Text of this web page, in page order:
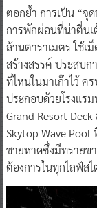
ทั้งนี้กาแล็คซี่ มาเก๊า
วงจรชั้นนำระดับโล
ตอกย้ำ การเป็น “จุ
การพักผ่อนที่น่าตื่น
ล้านตาราเมตร ใช้เ
สร้างสรรค์ ประสบก
ที่ไหนในมาเก๊าไว้ ค
ประกอบด้วยโรงแร
Grand Resort
Skytop Wave Pool
ชายหาดซึ่งมีทราย
ต้องการในทุกไลฟ์สไต